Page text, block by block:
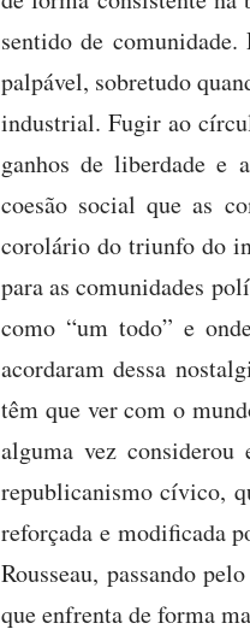
sentido de
palpável, sobretudo
industrial. Fugir ao
ganhos de liberdade e
coesão social que as
corolário do triunfo do
para as comunidades
como “um todo” e
acordaram dessa
têm que ver com o
alguma vez
republicanismo cívico,
reforçada e modificada
Rousseau, passando
que enfrenta de forma